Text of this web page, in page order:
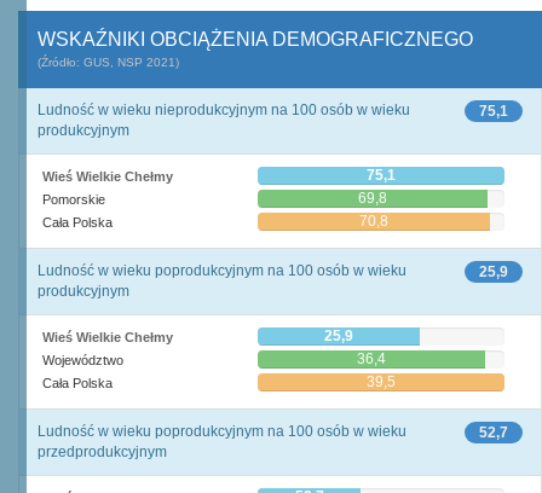
WSKAŹNIKI OBCIĄŻENIA DEMOGRAFICZNEGO
(Źródło: GUS, NSP 2021)
75,1
Ludność w wieku nieprodukcyjnym na 100 osób w wieku
produkcyjnym
Wieś Wielkie Chełmy 75,1
Pomorskie 69,8
Cała Polska 70,8
25,9
Ludność w wieku poprodukcyjnym na 100 osób w wieku
produkcyjnym
Wieś Wielkie Chełmy 25,9
Województwo 36,4
Cała Polska 39,5
52,7
Ludność w wieku poprodukcyjnym na 100 osób w wieku
przedprodukcyjnym